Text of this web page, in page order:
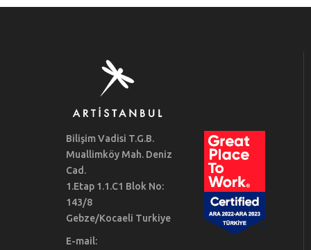
Bilişim Vadisi T.G.B.
Muallimköy Mah. Deniz
Cad.
1.Etap 1.1.C1 Blok No:
143/8
Gebze/Kocaeli Turkiye
E-mail: